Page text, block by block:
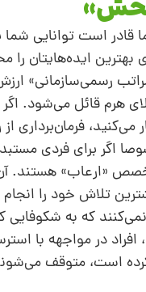
قادر است توانایی شما
بهترین ایده‌هایتان را
رسمی‌سازمانی»
هرم قائل می‌شود.
می‌کنید، فرمان‌برداری
اگر برای فردی
«ارعاب» هستند.
تلاش خود را انجام
که به شکوفایی
در مواجهه با
است، متوقف